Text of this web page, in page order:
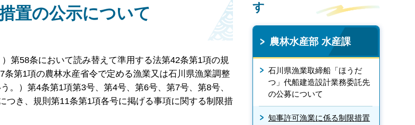
置の公示について
第58条において読み替えて準用する法第42条第1項の規
第1項の農林水産省令で定める漁業又は石川県漁業調整
。）第4条第1項第3号、第4号、第6号、第7号、第8号、
つき、規則第11条第1項各号に掲げる事項に関する制限措
す
農林水産部 水産課
石川県漁業取締船「ほうだ
つ」代船建造設計業務委託先
の公募について
知事許可漁業に係る制限措置